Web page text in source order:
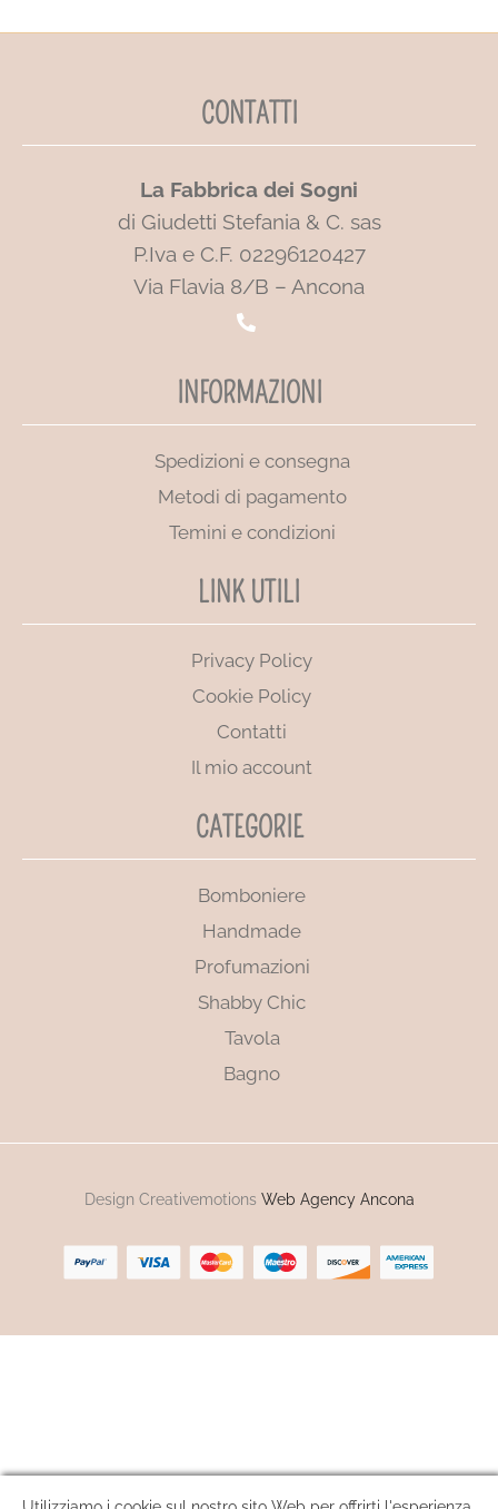
CONTATTI
La Fabbrica dei Sogni
di Giudetti Stefania & C. sas
P.Iva e C.F. 02296120427
Via Flavia 8/B – Ancona
INFORMAZIONI
Spedizioni e consegna
Metodi di pagamento
Temini e condizioni
LINK UTILI
Privacy Policy
Cookie Policy
Contatti
Il mio account
CATEGORIE
Bomboniere
Handmade
Profumazioni
Shabby Chic
Tavola
Bagno
Design Creativemotions Web Agency Ancona